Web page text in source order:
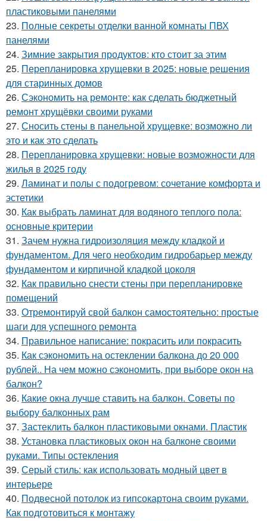
пластиковыми панелями
23. Полные секреты отделки ванной комнаты ПВХ
панелями
24. Зимние закрытия продуктов: кто стоит за этим
25. Перепланировка хрущевки в 2025: новые решения
для старинных домов
26. Сэкономить на ремонте: как сделать бюджетный
ремонт хрущёвки своими руками
27. Сносить стены в панельной хрущевке: возможно ли
это и как это сделать
28. Перепланировка хрущевки: новые возможности для
жилья в 2025 году
29. Ламинат и полы с подогревом: сочетание комфорта и
эстетики
30. Как выбрать ламинат для водяного теплого пола:
основные критерии
31. Зачем нужна гидроизоляция между кладкой и
фундаментом. Для чего необходим гидробарьер между
фундаментом и кирпичной кладкой цоколя
32. Как правильно снести стены при перепланировке
помещений
33. Отремонтируй свой балкон самостоятельно: простые
шаги для успешного ремонта
34. Правильное написание: покрасить или покрасить
35. Как сэкономить на остеклении балкона до 20 000
рублей.. На чем можно сэкономить, при выборе окон на
балкон?
36. Какие окна лучше ставить на балкон. Советы по
выбору балконных рам
37. Застеклить балкон пластиковыми окнами. Пластик
38. Установка пластиковых окон на балконе своими
руками. Типы остекления
39. Серый стиль: как использовать модный цвет в
интерьере
40. Подвесной потолок из гипсокартона своим руками.
Как подготовиться к монтажу